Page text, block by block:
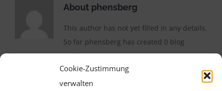
Cookie-Zustimmung
verwalten
faaliyet alanları
Maliyetler
About phensberg
This author has not yet filled in any details.
So far phensberg has created 0 blog
entries.